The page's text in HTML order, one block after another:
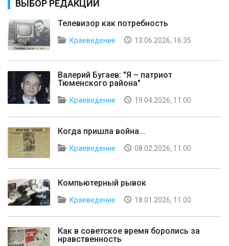
ВЫБОР РЕДАКЦИИ
Телевизор как потребность
Краеведение 13.06.2026, 16:35
Валерий Бугаев: "Я – патриот
Тюменского района"
Краеведение 19.04.2026, 11:00
Когда пришла война...
Краеведение 08.02.2026, 11:00
Компьютерный рывок
Краеведение 18.01.2026, 11:00
Как в советское время боролись за
нравственность